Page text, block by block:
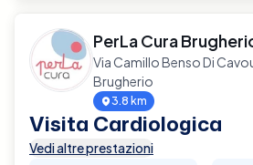
PerLa Cura
Via Camillo Benso Di
Brugherio
3.8 km
Visita Cardiologica
Vedi altre prestazioni